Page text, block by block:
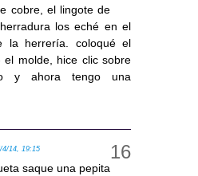
cobre, el lingote de
los eché en el
la herrería. coloqué el
el molde, hice clic sobre
y ahora tengo una
4/14, 19:15
saque una pepita